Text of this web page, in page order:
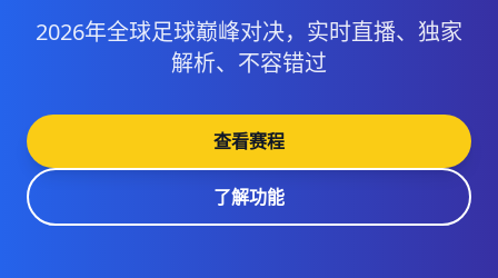
2026年全球足球巅峰对决，实时直播、独家
解析、不容错过
查看赛程
了解功能